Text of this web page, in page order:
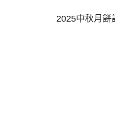
2025中秋月餅